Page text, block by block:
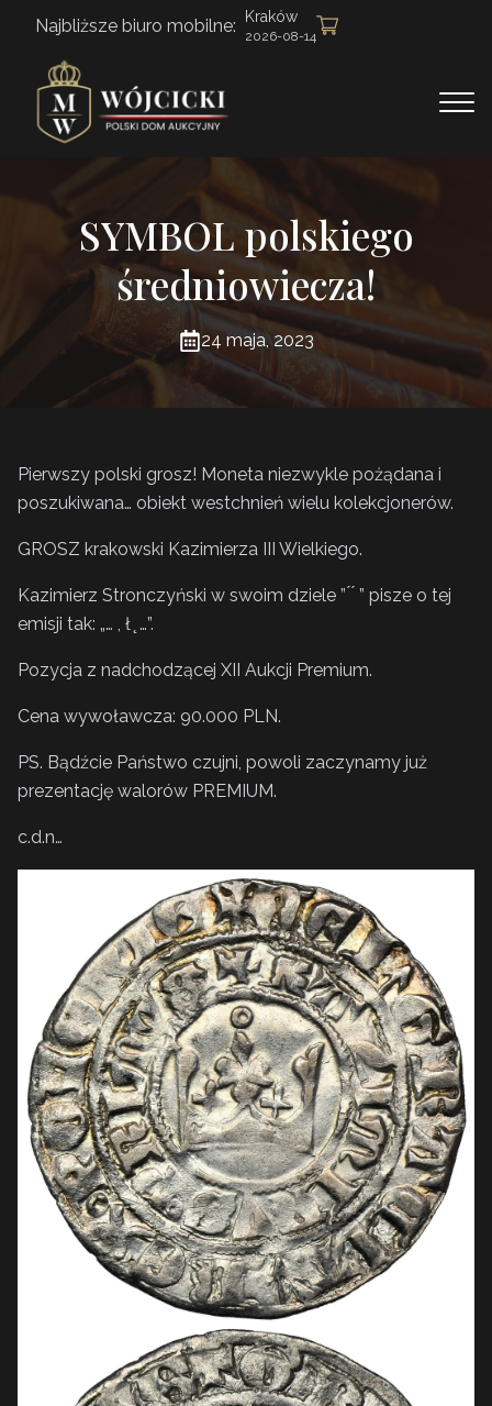
Najbliższe biuro mobilne: Kraków
2026-08-14
SYMBOL polskiego
średniowiecza!
24 maja, 2023
Pierwszy polski grosz! Moneta niezwykle pożądana i
poszukiwana… obiekt westchnień wielu kolekcjonerów.
GROSZ krakowski Kazimierza III Wielkiego.
Kazimierz Stronczyński w swoim dziele ” ́ ́ ” pisze o tej
emisji tak: „… , ł ̨ …”.
Pozycja z nadchodzącej XII Aukcji Premium.
Cena wywoławcza: 90.000 PLN.
PS. Bądźcie Państwo czujni, powoli zaczynamy już
prezentację walorów PREMIUM.
c.d.n…